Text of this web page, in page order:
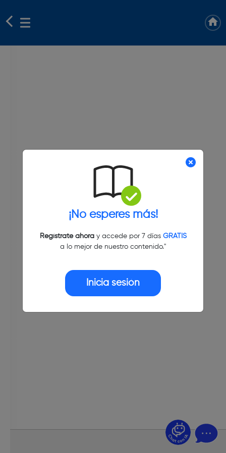
¡No esperes más!
Regístrate ahoray accede por 7 días GRATIS
a lo mejor de nuestro contenido."
Inicia sesión